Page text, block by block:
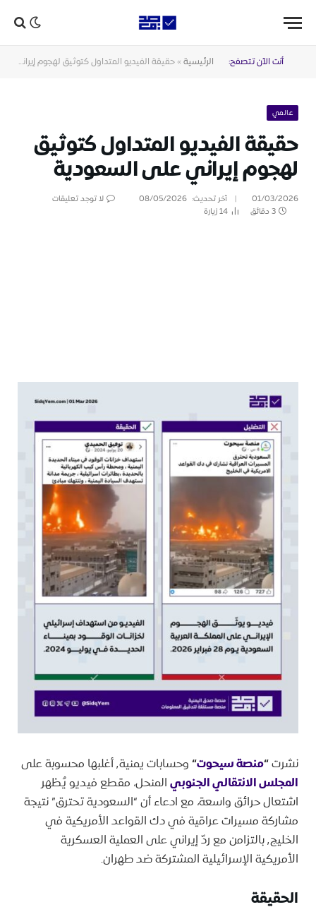
أنت الآن تتصفح: الرئيسية » حقيقة الفيديو المتداول كتوثيق لهجوم إيراني على السعودية
عالمي
حقيقة الفيديو المتداول كتوثيق
لهجوم إيراني على السعودية
01/03/2026 آخر تحديث: 08/05/2026
لا توجد تعليقات
3 دقائق
14زيارة
نشرت“منصة سيحوت“وحسابات يمنية٬ أغلبها محسوبة على
المجلس الانتقالي الجنوبيالمنحل، مقطع فيديو يُظهر
اشتعال حرائق واسعة، مع ادعاء أن “السعودية تحترق” نتيجة
مشاركة مسيرات عراقية في دك القواعد الأمريكية في
الخليج٬ بالتزامن مع ردّ إيراني على العملية العسكرية
الأمريكية الإسرائيلية المشتركة ضد طهران.
الحقيقة